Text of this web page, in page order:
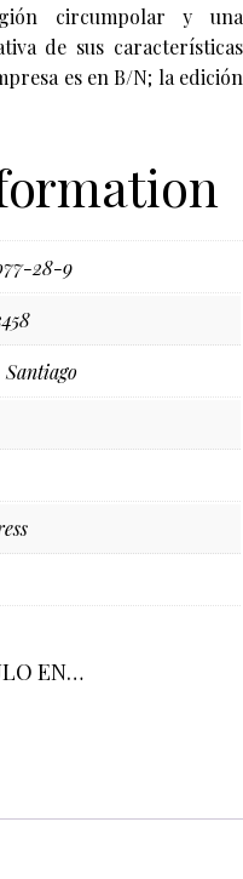
circumpolar y una
de sus características
es en B/N; la edición
28-9
Santiago
EN…